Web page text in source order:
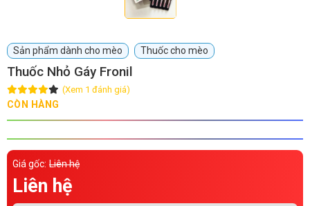
Dịch vụ cắt tỉa lông chó
Dịch vụ huấn luyện chó
Dịch vụ mua bán chó
mèo
Dịch vụ phối giống chó
TIN TỨC
Thông tin về khách sạn,
spa cho thú cưng
Sản phẩm dành cho mèo Thuốc cho mèo
Thuốc Nhỏ Gáy Fronil
(Xem 1 đánh giá)
CÒN HÀNG
Giá gốc: Liên hệ
Liên hệ